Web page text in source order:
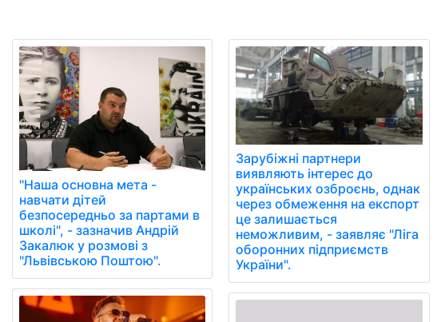
"Наша основна мета -
навчати дітей
безпосередньо за партами в
школі", - зазначив Андрій
Закалюк у розмові з
"Львівською Поштою".
Зарубіжні партнери
виявляють інтерес до
українських озброєнь, однак
через обмеження на експорт
це залишається
неможливим, - заявляє "Ліга
оборонних підприємств
України".